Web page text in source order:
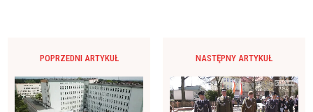
POPRZEDNI ARTYKUŁ NASTĘPNY ARTYKUŁ